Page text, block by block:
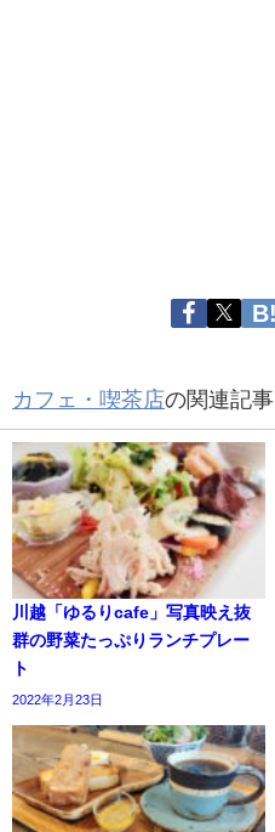
カフェ・喫茶店の関連記事
川越「ゆるりcafe」写真映え抜
群の野菜たっぷりランチプレー
ト
2022年2月23日